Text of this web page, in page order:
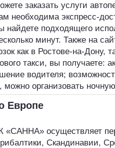
заказать услуги
необходима экспресс-
найдете подходящего
минут. Также на
как в Ростове-на-Дону,
такси, вы получаете:
водителя;
можно организовать
Европе
«САННА» осуществляет
Скандинавии,